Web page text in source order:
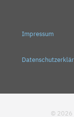
Impressum
© 2026